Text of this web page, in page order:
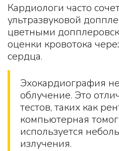
Кардиологи часто
ультразвуковой
цветными
оценки кровотока
сердца.
Эхокардиография
облучение. Это
тестов, таких как
компьютерная
используется
излучения.